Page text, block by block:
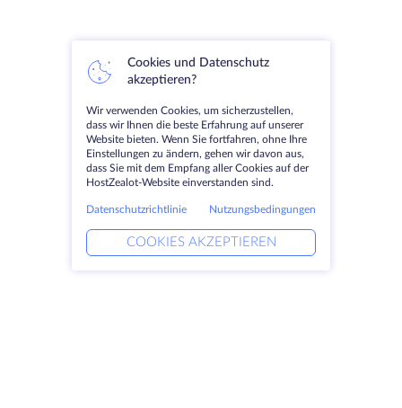
Cookies und Datenschutz
akzeptieren?
Wir verwenden Cookies, um sicherzustellen,
dass wir Ihnen die beste Erfahrung auf unserer
Website bieten. Wenn Sie fortfahren, ohne Ihre
Einstellungen zu ändern, gehen wir davon aus,
dass Sie mit dem Empfang aller Cookies auf der
HostZealot-Website einverstanden sind.
Datenschutzrichtlinie Nutzungsbedingungen
COOKIES AKZEPTIEREN